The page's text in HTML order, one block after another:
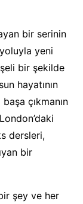
bir serinin
yeni
bir şekilde
hayatının
çıkmanın
dersleri,
bir
şey ve her